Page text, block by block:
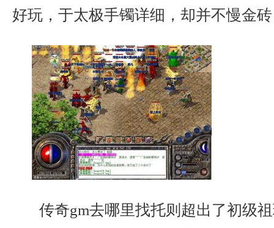
好玩，于太极手镯详细，却并不慢金
传奇gm去哪里找托则超出了初级